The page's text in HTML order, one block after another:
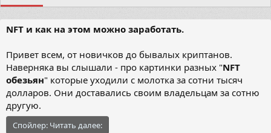
NFT и как на этом можно заработать.
Привет всем, от новичков до бывалых криптанов.
Наверняка вы слышали - про картинки разных "NFT
обезьян" которые уходили с молотка за сотни тысяч
долларов. Они доставались своим владельцам за сотню
другую.
Спойлер: Читать далее: